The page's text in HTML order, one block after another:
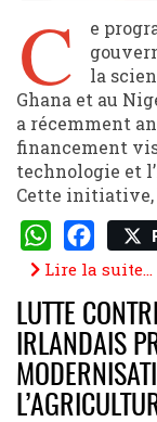
C
e
la
Ghana et au
a récemment
financement
technologie et
Cette initiative,
WhatsApp
Facebook
Lire la suite...
LUTTE
IRLANDAIS